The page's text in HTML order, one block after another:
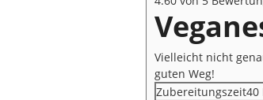
Vielleicht nicht
guten Weg!
Zubereitungszeit40